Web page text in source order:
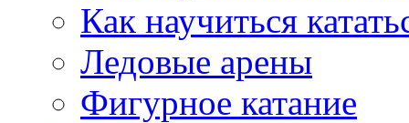
Как научиться
Ледовые арены
Фигурное катание